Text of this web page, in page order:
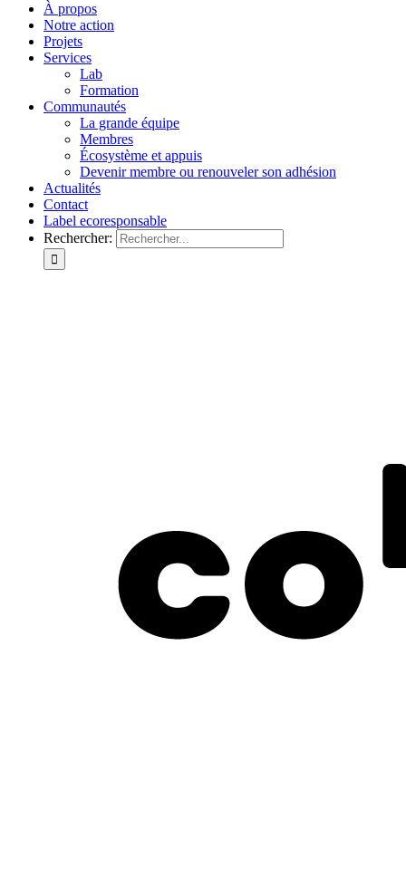
À propos
Notre action
Projets
Services
Lab
Formation
Communautés
La grande équipe
Membres
Écosystème et appuis
Devenir membre ou renouveler son adhésion
Actualités
Contact
Label ecoresponsable
Rechercher: